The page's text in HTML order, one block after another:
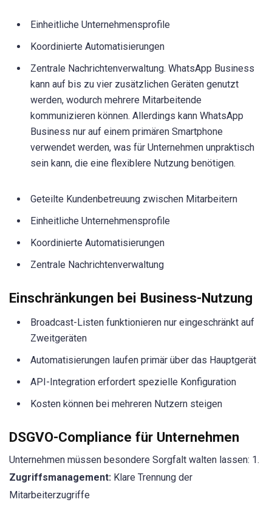
Einheitliche Unternehmensprofile
Koordinierte Automatisierungen
Zentrale Nachrichtenverwaltung. WhatsApp Business
kann auf bis zu vier zusätzlichen Geräten genutzt
werden, wodurch mehrere Mitarbeitende
kommunizieren können. Allerdings kann WhatsApp
Business nur auf einem primären Smartphone
verwendet werden, was für Unternehmen unpraktisch
sein kann, die eine flexiblere Nutzung benötigen.
Geteilte Kundenbetreuung zwischen Mitarbeitern
Einheitliche Unternehmensprofile
Koordinierte Automatisierungen
Zentrale Nachrichtenverwaltung
Einschränkungen bei Business-Nutzung
Broadcast-Listen funktionieren nur eingeschränkt auf
Zweitgeräten
Automatisierungen laufen primär über das Hauptgerät
API-Integration erfordert spezielle Konfiguration
Kosten können bei mehreren Nutzern steigen
DSGVO-Compliance für Unternehmen
Unternehmen müssen besondere Sorgfalt walten lassen: 1.
Zugriffsmanagement: Klare Trennung der
Mitarbeiterzugriffe